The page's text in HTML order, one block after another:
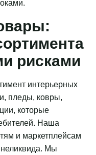
рисками
интерьерных
пледы, ковры,
которые
Наша
и маркетплейсам
неликвида. Мы